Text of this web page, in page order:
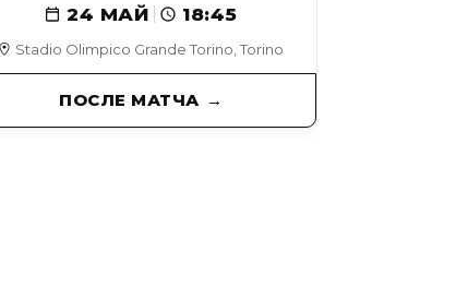
Stadio Olimpico Grande Torino, Torino
24 МАЙ 18:45
ПОСЛЕ МАТЧА